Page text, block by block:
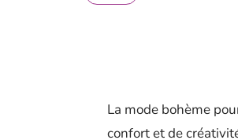
La mode bohème
confort et de